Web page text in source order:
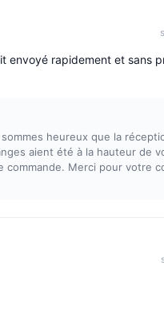
envoyé rapidement et sans
heureux que la
aient été à la hauteur de
Merci pour votre